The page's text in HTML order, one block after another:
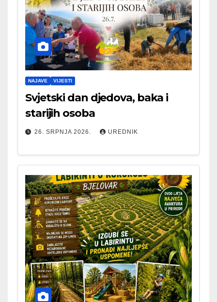
NAJAVE VIJESTI
Svjetski dan djedova, baka i
starijih osoba
26. SRPNJA 2026. UREDNIK